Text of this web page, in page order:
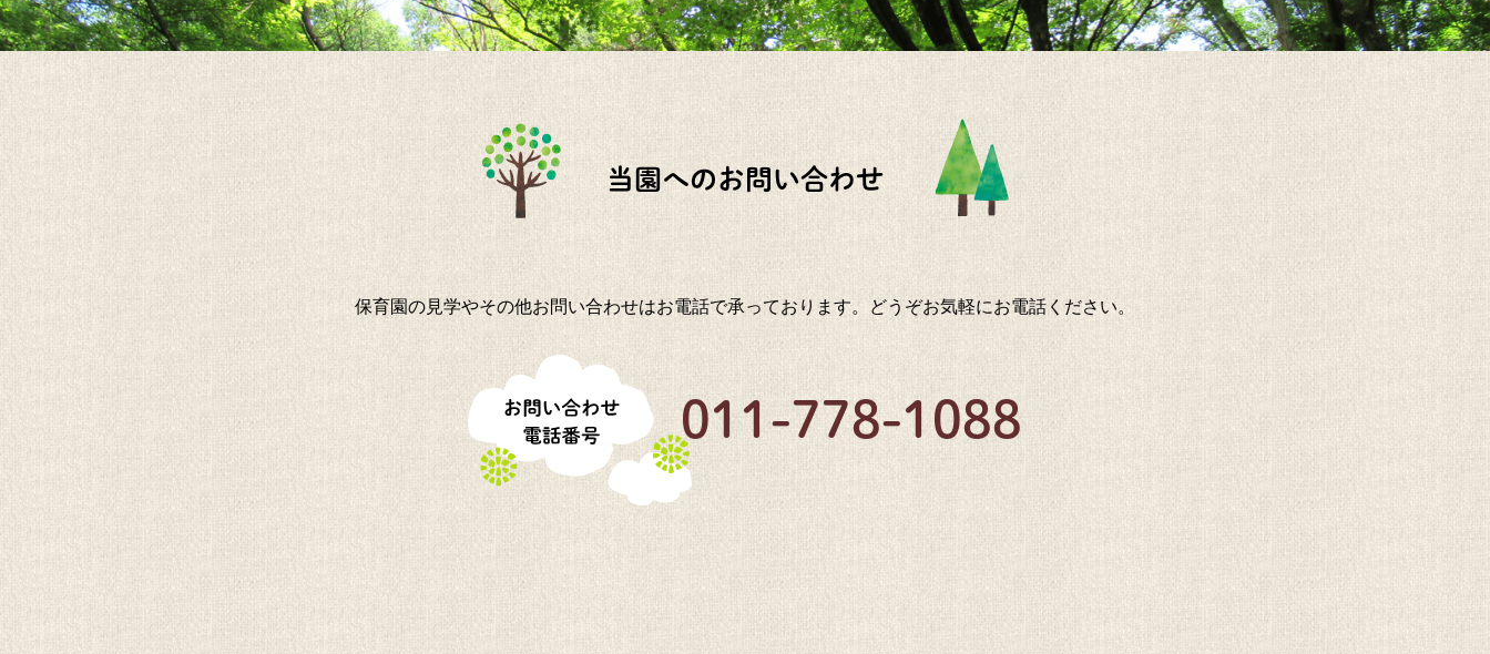
当園へのお問い合わせ
保育園の見学やその他お問い合わせはお電話で承っております。 どうぞお気軽にお電話ください。
011-778-1088